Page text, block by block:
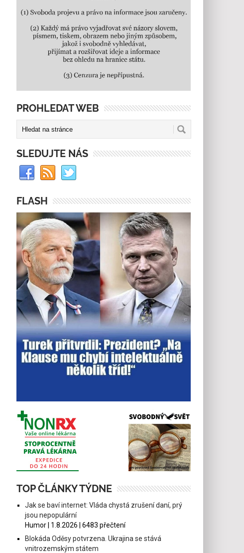
PROHLEDAT WEB
SLEDUJTE NÁS
FLASH
TOP ČLÁNKY TÝDNE
Jak se baví internet: Vláda chystá zrušení daní, prý
jsou nepopulární
Humor | 1.8.2026 | 6483 přečtení
Blokáda Oděsy potvrzena. Ukrajina se stává
vnitrozemským státem